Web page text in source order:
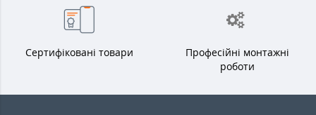
Сертифіковані товари
Професійні монтажні
роботи